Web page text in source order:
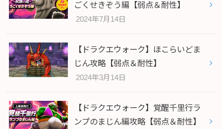
ごくせきぞう編【弱点＆耐性】
2024年7月14日
【ドラクエウォーク】ほこらいどま
じん攻略【弱点＆耐性】
2024年3月14日
【ドラクエウォーク】覚醒千里行ラ
ンプのまじん編攻略【弱点＆耐性】